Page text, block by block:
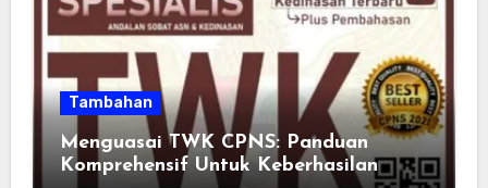
Tambahan
Menguasai TWK CPNS: Panduan
Komprehensif Untuk Keberhasilan